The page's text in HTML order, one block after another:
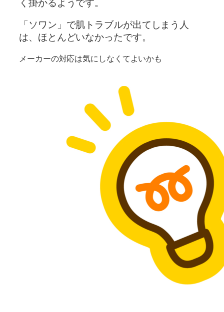
く掛かるようです。
「ソワン」で肌トラブルが出てしまう人
は、ほとんどいなかったです。
メーカーの対応は気にしなくてよいかも